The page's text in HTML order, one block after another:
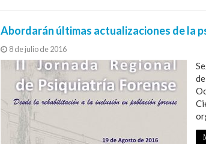
Abordarán últimas actualizaciones de la
8 de julio de 2016